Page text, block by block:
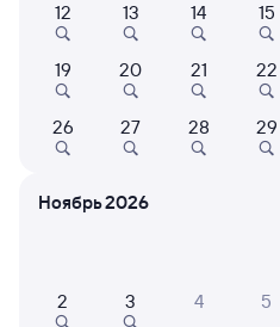
Найдём билет на поезд за вас
Даже если сейчас нет мест
Искать билеты
12 13 14 15
19 20 21 22
26 27 28 29
Ноябрь 2026
2 3 4 5